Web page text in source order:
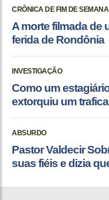
CRÔNICA DE FIM DE SEMANA
A morte filmada de
ferida de Rondônia
INVESTIGAÇÃO
Como um
extorquiu um
ABSURDO
Pastor Valdecir
suas fiéis e dizia